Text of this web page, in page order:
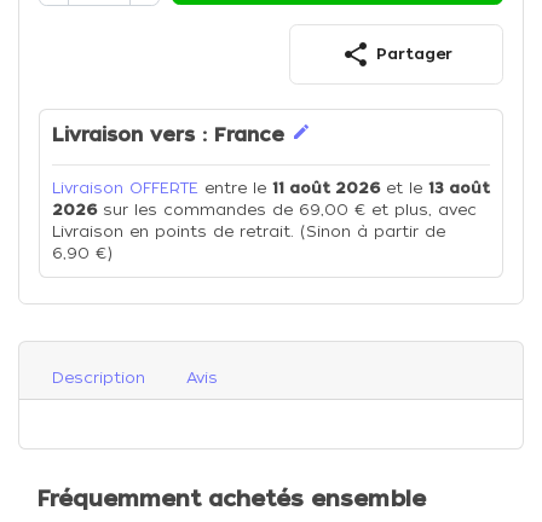
share Partager
Livraison vers : France edit
Livraison OFFERTE entre le 11 août 2026et le 13 août
2026sur les commandes de 69,00 € et plus, avec
Livraison en points de retrait. (Sinon à partir de
6,90 €)
Description Avis
Fréquemment achetés ensemble